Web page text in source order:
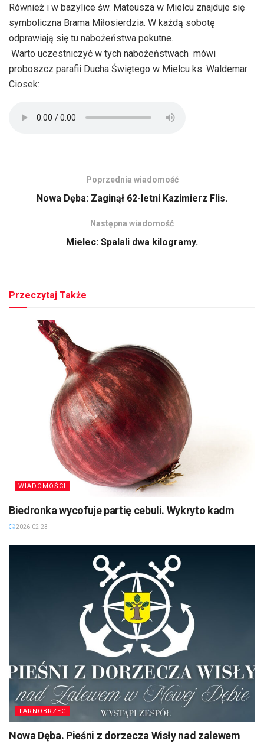
Również i w bazylice św. Mateusza w Mielcu znajduje się
symboliczna Brama Miłosierdzia. W każdą sobotę
odprawiają się tu nabożeństwa pokutne.
 Warto uczestniczyć w tych nabożeństwach  mówi
proboszcz parafii Ducha Świętego w Mielcu ks. Waldemar
Ciosek:
Poprzednia wiadomość
Nowa Dęba: Zaginął 62-letni Kazimierz Flis.
Następna wiadomość
Mielec: Spalali dwa kilogramy.
Przeczytaj Także
WIADOMOŚCI
Biedronka wycofuje partię cebuli. Wykryto kadm
2026-02-23
TARNOBRZEG
Nowa Dęba. Pieśni z dorzecza Wisły nad zalewem